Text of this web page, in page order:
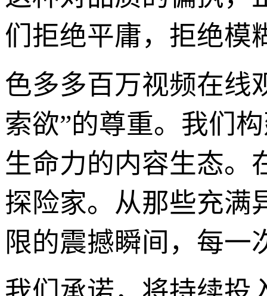
们拒绝平庸，拒绝模
色多多百万视频在线
索欲”的尊重。我们
生命力的内容生态。
探险家。从那些充满
限的震撼瞬间，每一